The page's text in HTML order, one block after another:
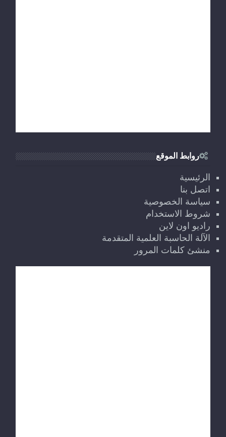
روابط الموقع
الرئيسية
اتصل بنا
سياسة الخصوصية
شروط الاستخدام
راديو اون لاين
الآلة الحاسبة العلمية المتقدمة
منشئ كلمات المرور